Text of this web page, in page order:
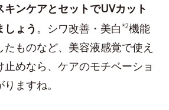
キンケアとセットでUVカット
しょう 。シワ改善・美白*2機能
たものなど、美容液感覚で使え
止めなら、ケアのモチベーショ
ますね。